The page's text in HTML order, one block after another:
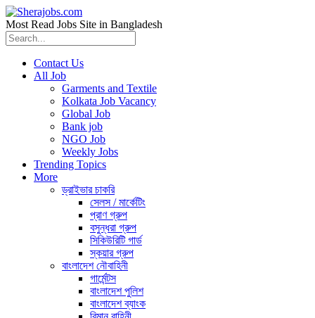
Most Read Jobs Site in Bangladesh
Contact Us
All Job
Garments and Textile
Kolkata Job Vacancy
Global Job
Bank job
NGO Job
Weekly Jobs
Trending Topics
More
ড্রাইভার চাকরি
সেলস / মার্কেটিং
প্রাণ গ্রুপ
বসুন্ধরা গ্রুপ
সিকিউরিটি গার্ড
স্কয়ার গ্রুপ
বাংলাদেশ নৌবাহিনী
গার্মেন্টস
বাংলাদেশ পুলিশ
বাংলাদেশ ব্যাংক